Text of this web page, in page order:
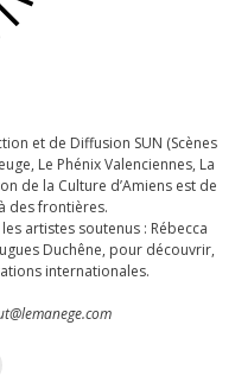
et de Diffusion SUN (Scènes
Le Phénix Valenciennes, La
de la Culture d’Amiens est de
des frontières.
artistes soutenus : Rébecca
Duchêne, pour découvrir,
internationales.